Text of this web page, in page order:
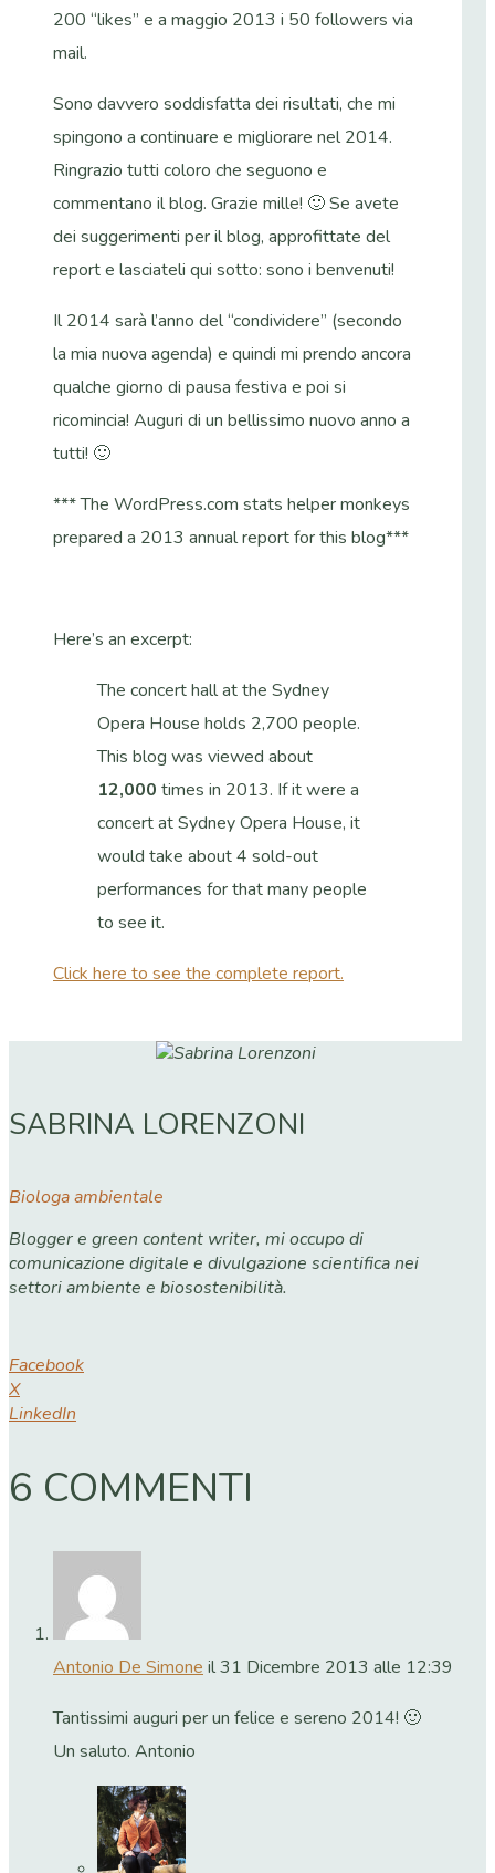
200 “likes” e a maggio 2013 i 50 followers via
mail.
Sono davvero soddisfatta dei risultati, che mi
spingono a continuare e migliorare nel 2014.
Ringrazio tutti coloro che seguono e
commentano il blog. Grazie mille! 🙂 Se avete
dei suggerimenti per il blog, approfittate del
report e lasciateli qui sotto: sono i benvenuti!
Il 2014 sarà l’anno del “condividere” (secondo
la mia nuova agenda) e quindi mi prendo ancora
qualche giorno di pausa festiva e poi si
ricomincia! Auguri di un bellissimo nuovo anno a
tutti! 🙂
*** The WordPress.com stats helper monkeys
prepared a 2013 annual report for this blog***
Here’s an excerpt:
The concert hall at the Sydney
Opera House holds 2,700 people.
This blog was viewed about
12,000 times in 2013. If it were a
concert at Sydney Opera House, it
would take about 4 sold-out
performances for that many people
to see it.
Click here to see the complete report.
SABRINA LORENZONI
Biologa ambientale
Blogger e green content writer, mi occupo di
comunicazione digitale e divulgazione scientifica nei
settori ambiente e biosostenibilità.
Facebook
X
LinkedIn
6 COMMENTI
Antonio De Simoneil 31 Dicembre 2013 alle 12:39
Tantissimi auguri per un felice e sereno 2014! 🙂
Un saluto. Antonio